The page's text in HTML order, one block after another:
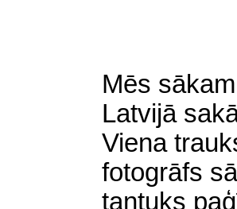
Mēs
Latvijā
Viena
fotogrāfs
tantuks